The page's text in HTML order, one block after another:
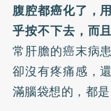
腹腔都癌化了，
乎按不下去，而
常肝膽的癌末病
卻沒有疼痛感，
滿腦袋想的，都